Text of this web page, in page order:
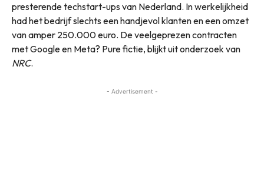
presterende techstart-ups van Nederland. In werkelijkheid
had het bedrijf slechts een handjevol klanten en een omzet
van amper 250.000 euro. De veelgeprezen contracten
met Google en Meta? Pure fictie, blijkt uit onderzoek van
NRC.
- Advertisement -